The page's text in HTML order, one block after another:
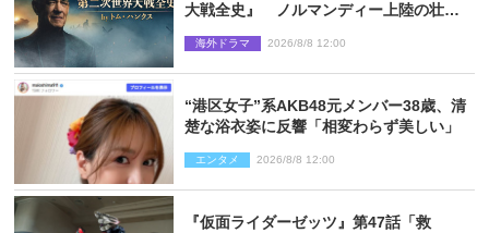
大戦全史』 ノルマンディー上陸の壮絶
海外ドラマ 2026/8/8 12:00
“港区女子”系AKB48元メンバー38歳、清
楚な浴衣姿に反響「相変わらず美しい」
エンタメ 2026/8/8 12:00
『仮面ライダーゼッツ』第47話「救